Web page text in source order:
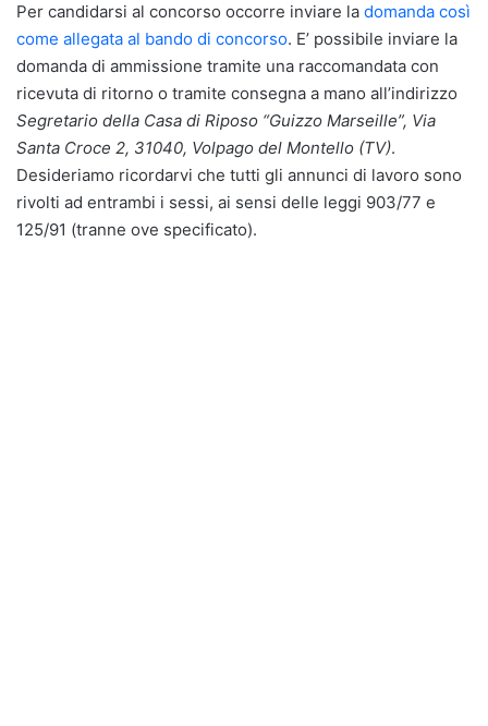
Per candidarsi al concorso occorre inviare la domanda così
come allegata al bando di concorso. E’ possibile inviare la
domanda di ammissione tramite una raccomandata con
ricevuta di ritorno o tramite consegna a mano all’indirizzo
Segretario della Casa di Riposo “Guizzo Marseille”, Via
Santa Croce 2, 31040, Volpago del Montello (TV).
Desideriamo ricordarvi che tutti gli annunci di lavoro sono
rivolti ad entrambi i sessi, ai sensi delle leggi 903/77 e
125/91 (tranne ove specificato).